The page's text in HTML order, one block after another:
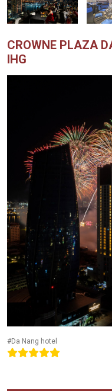
CROWNE PLAZA
IHG
#Da Nang hotel